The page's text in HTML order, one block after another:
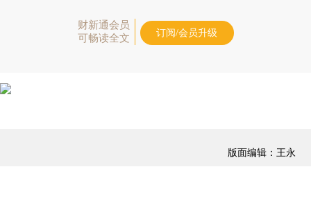
财新通会员
可畅读全文
订阅/会员升级
版面编辑：王永